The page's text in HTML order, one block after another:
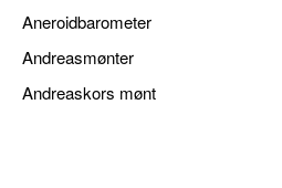
Aneroidbarometer
Andreasmønter
Andreaskors mønt